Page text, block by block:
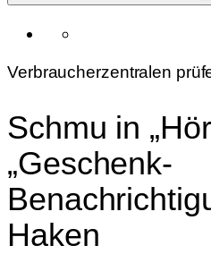
Verbraucherzentralen
Schmu in
„Geschenk-
Haken